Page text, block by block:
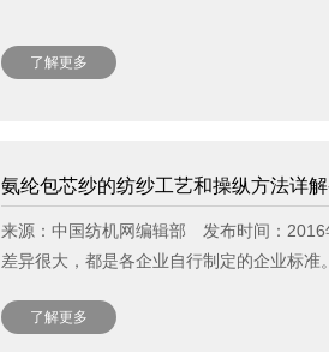
了解更多
氨纶包芯纱的纺纱工艺和操纵方法详
来源：中国纺机网编辑部 发布时间：2016
差异很大，都是各企业自行制定的企业标
了解更多